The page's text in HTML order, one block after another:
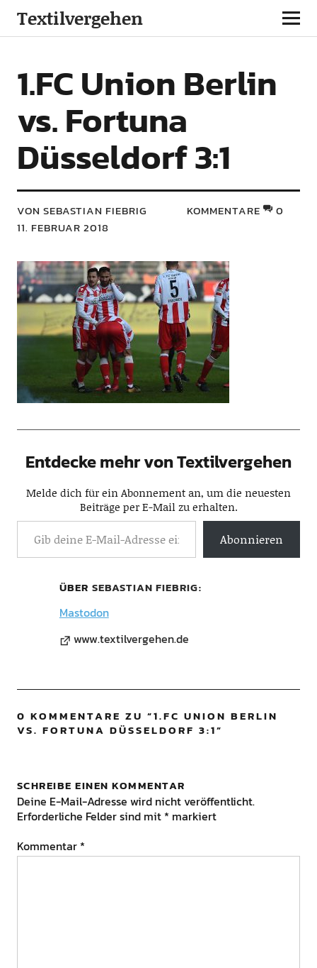
Textilvergehen
1.FC Union Berlin
vs. Fortuna
Düsseldorf 3:1
VON SEBASTIAN FIEBRIG
11. FEBRUAR 2018
KOMMENTARE 0
Entdecke mehr von Textilvergehen
Melde dich für ein Abonnement an, um die neuesten
Beiträge per E-Mail zu erhalten.
Abonnieren
ÜBER SEBASTIAN FIEBRIG
Mastodon
www.textilvergehen.de
0 KOMMENTARE ZU “1.FC UNION BERLIN
VS. FORTUNA DÜSSELDORF 3:1”
SCHREIBE EINEN KOMMENTAR
Deine E-Mail-Adresse wird nicht veröffentlicht.
Erforderliche Felder sind mit * markiert
Kommentar *